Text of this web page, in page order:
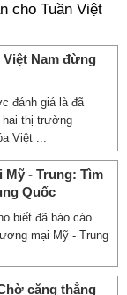
cho Tuần Việt
Nam đừng
đánh giá là đã
hai thị trường
Việt ...
- Trung: Tìm
Quốc
biết đã báo cáo
mại Mỹ - Trung
căng thẳng